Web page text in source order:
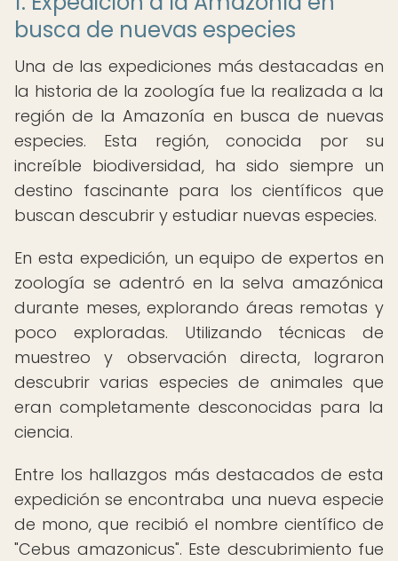
busca de nuevas especies
Una de las expediciones más destacadas en
la historia de la zoología fue la realizada a la
región de la Amazonía en busca de nuevas
especies. Esta región, conocida por su
increíble biodiversidad, ha sido siempre un
destino fascinante para los científicos que
buscan descubrir y estudiar nuevas especies.
En esta expedición, un equipo de expertos en
zoología se adentró en la selva amazónica
durante meses, explorando áreas remotas y
poco exploradas. Utilizando técnicas de
muestreo y observación directa, lograron
descubrir varias especies de animales que
eran completamente desconocidas para la
ciencia.
Entre los hallazgos más destacados de esta
expedición se encontraba una nueva especie
de mono, que recibió el nombre científico de
"Cebus amazonicus". Este descubrimiento fue